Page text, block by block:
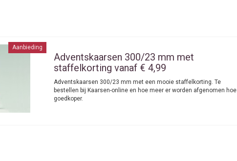
Aanbieding
Adventskaarsen 300/23 mm met
staffelkorting vanaf € 4,99
Adventskaarsen 300/23 mm met een mooie staffelkorting. Te
bestellen bij Kaarsen-online en hoe meer er worden afgenomen hoe
goedkoper.